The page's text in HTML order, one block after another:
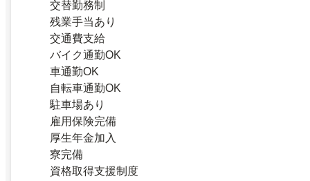
交替勤務制
残業手当あり
交通費支給
バイク通勤OK
車通勤OK
自転車通勤OK
駐車場あり
雇用保険完備
厚生年金加入
寮完備
資格取得支援制度